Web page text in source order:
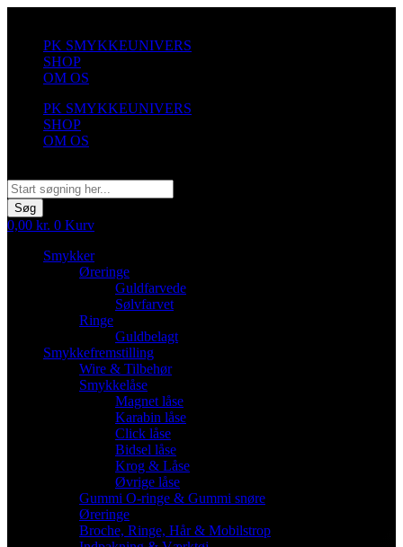
indholdPK SMYKKEUNIVERS
SHOP
OM OS
PK SMYKKEUNIVERS
SHOP
OM OS
Søg
0,00 kr. 0 Kurv
Smykker
Øreringe
Guldfarvede
Sølvfarvet
Ringe
Guldbelagt
Smykkefremstilling
Wire & Tilbehør
Smykkelåse
Magnet låse
Karabin låse
Click låse
Bidsel låse
Krog & Låse
Øvrige låse
Gummi O-ringe & Gummi snøre
Øreringe
Broche, Ringe, Hår & Mobilstrop